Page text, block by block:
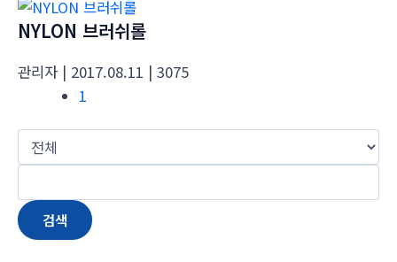
NYLON 브러쉬롤
관리자 | 2017.08.11 | 3075
1
검색